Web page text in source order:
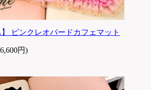
】 ピンクレオパードカフェマット
円)